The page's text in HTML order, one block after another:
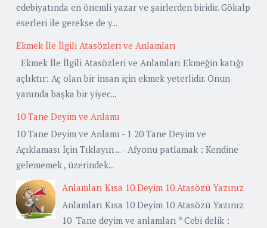
edebiyatında en önemli yazar ve şairlerden biridir. Gökalp
eserleri ile gerekse de y...
Ekmek İle İlgili Atasözleri ve Anlamları
Ekmek İle İlgili Atasözleri ve Anlamları Ekmeğin katığı
açlıktır: Aç olan bir insan için ekmek yeterlidir. Onun
yanında başka bir yiyec...
10 Tane Deyim ve Anlamı
10 Tane Deyim ve Anlamı - 1 20 Tane Deyim ve
Açıklaması İçin Tıklayın ... - Afyonu patlamak : Kendine
gelememek , üzerindek...
Anlamları Kısa 10 Deyim 10 Atasözü Yazınız
Anlamları Kısa 10 Deyim 10 Atasözü Yazınız
10 Tane deyim ve anlamları * Cebi delik :